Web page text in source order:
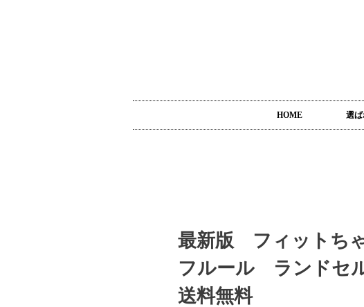
HOME 選
最新版 フィットち
フルール ランド
送料無料